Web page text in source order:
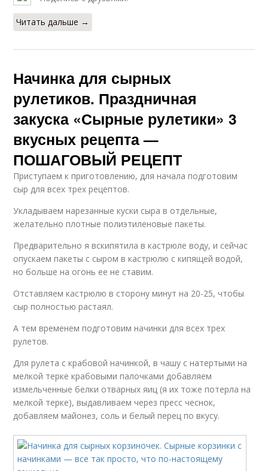
Читать дальше →
Начинка для сырных
рулетиков. Праздничная
закуска «Сырные рулетики» 3
вкусных рецепта —
ПОШАГОВЫЙ РЕЦЕПТ
Приступаем к приготовлению, для начала подготовим
сыр для всех трех рецептов.
Укладываем нарезанные куски сыра в отдельные,
желательно плотные полиэтиленовые пакеты.
Предварительно я вскипятила в кастрюле воду, и сейчас
опускаем пакеты с сыром в кастрюлю с кипящей водой,
но больше на огонь ее не ставим.
Отставляем кастрюлю в сторону минут на 20-25, чтобы
сыр полностью растаял.
А тем временем подготовим начинки для всех трех
рулетов.
Для рулета с крабовой начинкой, в чашу с натертыми на
мелкой терке крабовыми палочками добавляем
измельченные белки отварных яиц (я их тоже потерла на
мелкой терке), выдавливаем через пресс чеснок,
добавляем майонез, соль и белый перец по вкусу.